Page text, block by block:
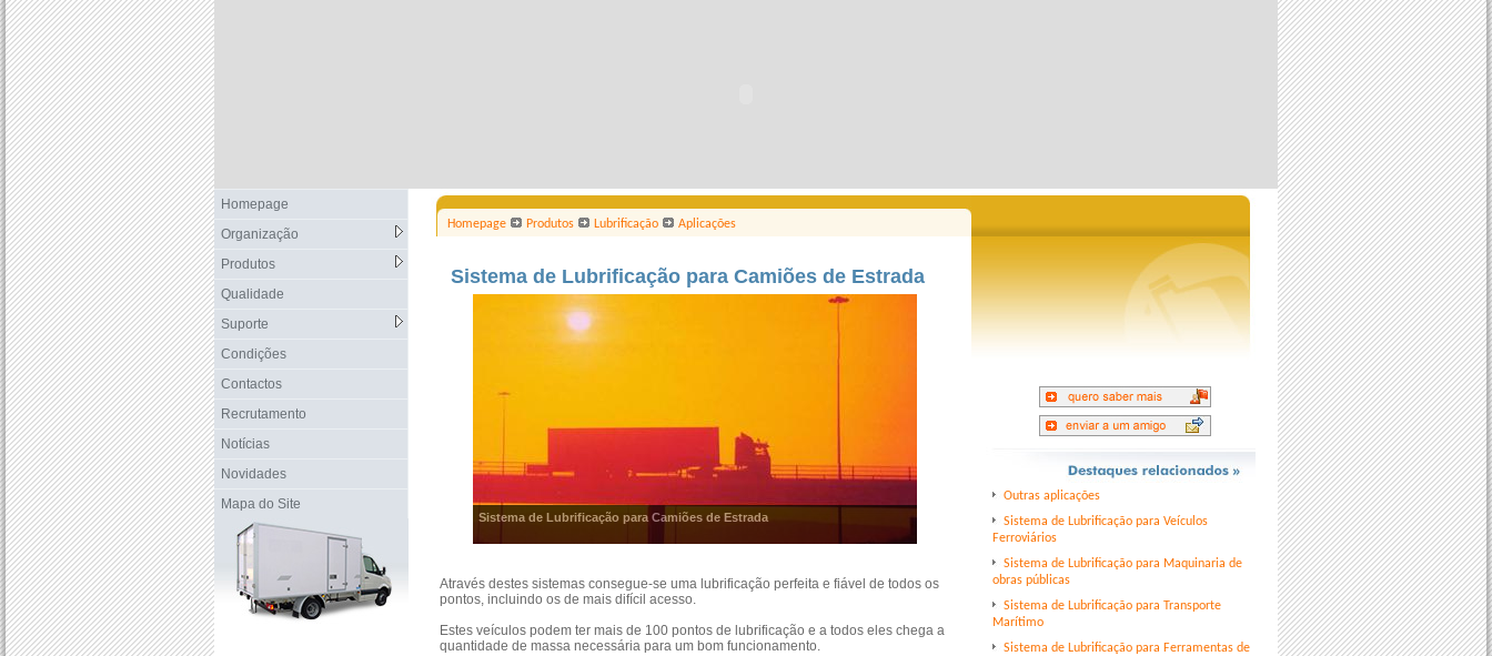
Homepage
Organização
Produtos
Qualidade
Suporte
Condições
Contactos
Recrutamento
Notícias
Novidades
Mapa do Site
Homepage Produtos Lubrificação Aplicações
Sistema de Lubrificação para Camiões de Estrada
Sistema de Lubrificação para Camiões de Estrada
Através destes sistemas consegue-se uma lubrificação perfeita e fiável de todos os
pontos, incluindo os de mais difícil acesso.
Estes veículos podem ter mais de 100 pontos de lubrificação e a todos eles chega a
quantidade de massa necessária para um bom funcionamento.
Outras aplicações
Sistema de Lubrificação para Veículos
Ferroviários
Sistema de Lubrificação para Maquinaria de
obras públicas
Sistema de Lubrificação para Transporte
Marítimo
Sistema de Lubrificação para Ferramentas de